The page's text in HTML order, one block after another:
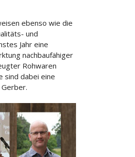
ebenso wie die
und
Jahr eine
nachbaufähiger
Rohwaren
sind dabei eine